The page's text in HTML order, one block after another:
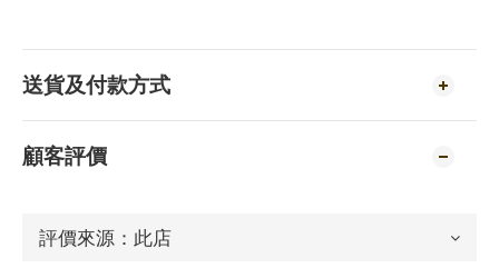
送貨及付款方式
顧客評價